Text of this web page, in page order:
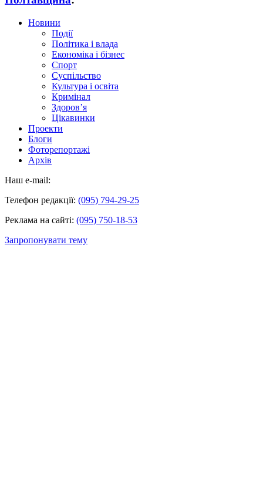
Новини
Події
Політика і влада
Економіка і бізнес
Спорт
Суспільство
Культура і освіта
Кримінал
Здоров’я
Цікавинки
Проекти
Блоги
Фоторепортажі
Архів
Наш e-mail:
Телефон редакції: (095) 794-29-25
Реклама на сайті: (095) 750-18-53
Запропонувати тему